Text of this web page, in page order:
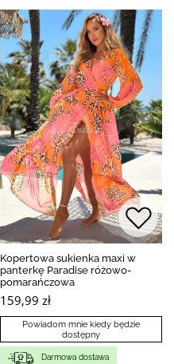
Kopertowa sukienka maxi w
panterkę Paradise różowo-
pomarańczowa
159,99 zł
Powiadom mnie kiedy będzie
dostępny
Darmowa dostawa